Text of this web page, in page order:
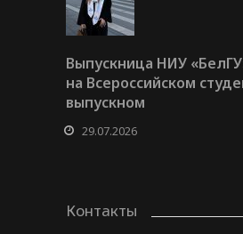
Выпускница НИУ
на Всероссийском
выпускном
29.07.2026
Контакты